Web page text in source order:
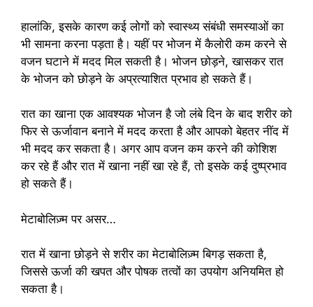
हालांकि, इसके कारण कई लोगों को स्वास्थ्य संबंधी समस्याओं का
भी सामना करना पड़ता है। यहीं पर भोजन में कैलोरी कम करने से
वजन घटाने में मदद मिल सकती है। भोजन छोड़ने, खासकर रात
के भोजन को छोड़ने के अप्रत्याशित प्रभाव हो सकते हैं।
रात का खाना एक आवश्यक भोजन है जो लंबे दिन के बाद शरीर को
फिर से ऊर्जावान बनाने में मदद करता है और आपको बेहतर नींद में
भी मदद कर सकता है। अगर आप वजन कम करने की कोशिश
कर रहे हैं और रात में खाना नहीं खा रहे हैं, तो इसके कई दुष्प्रभाव
हो सकते हैं।
मेटाबोलिज़्म पर असर…
रात में खाना छोड़ने से शरीर का मेटाबोलिज़्म बिगड़ सकता है,
जिससे ऊर्जा की खपत और पोषक तत्वों का उपयोग अनियमित हो
सकता है।